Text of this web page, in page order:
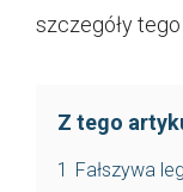
szczegóły
Z tego
1
Fałszywa